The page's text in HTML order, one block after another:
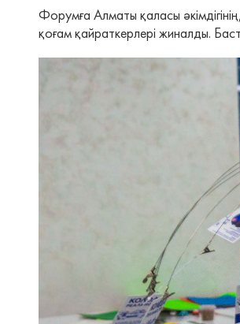
Форумға Алматы қаласы
қоғам қайраткерлері жиналды.